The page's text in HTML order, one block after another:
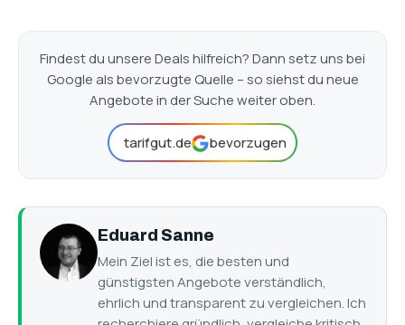
Findest du unsere Deals hilfreich? Dann setz uns bei
Google als bevorzugte Quelle – so siehst du neue
Angebote in der Suche weiter oben.
tarifgut.de bevorzugen
Eduard Sanne
Mein Ziel ist es, die besten und
günstigsten Angebote verständlich,
ehrlich und transparent zu vergleichen. Ich